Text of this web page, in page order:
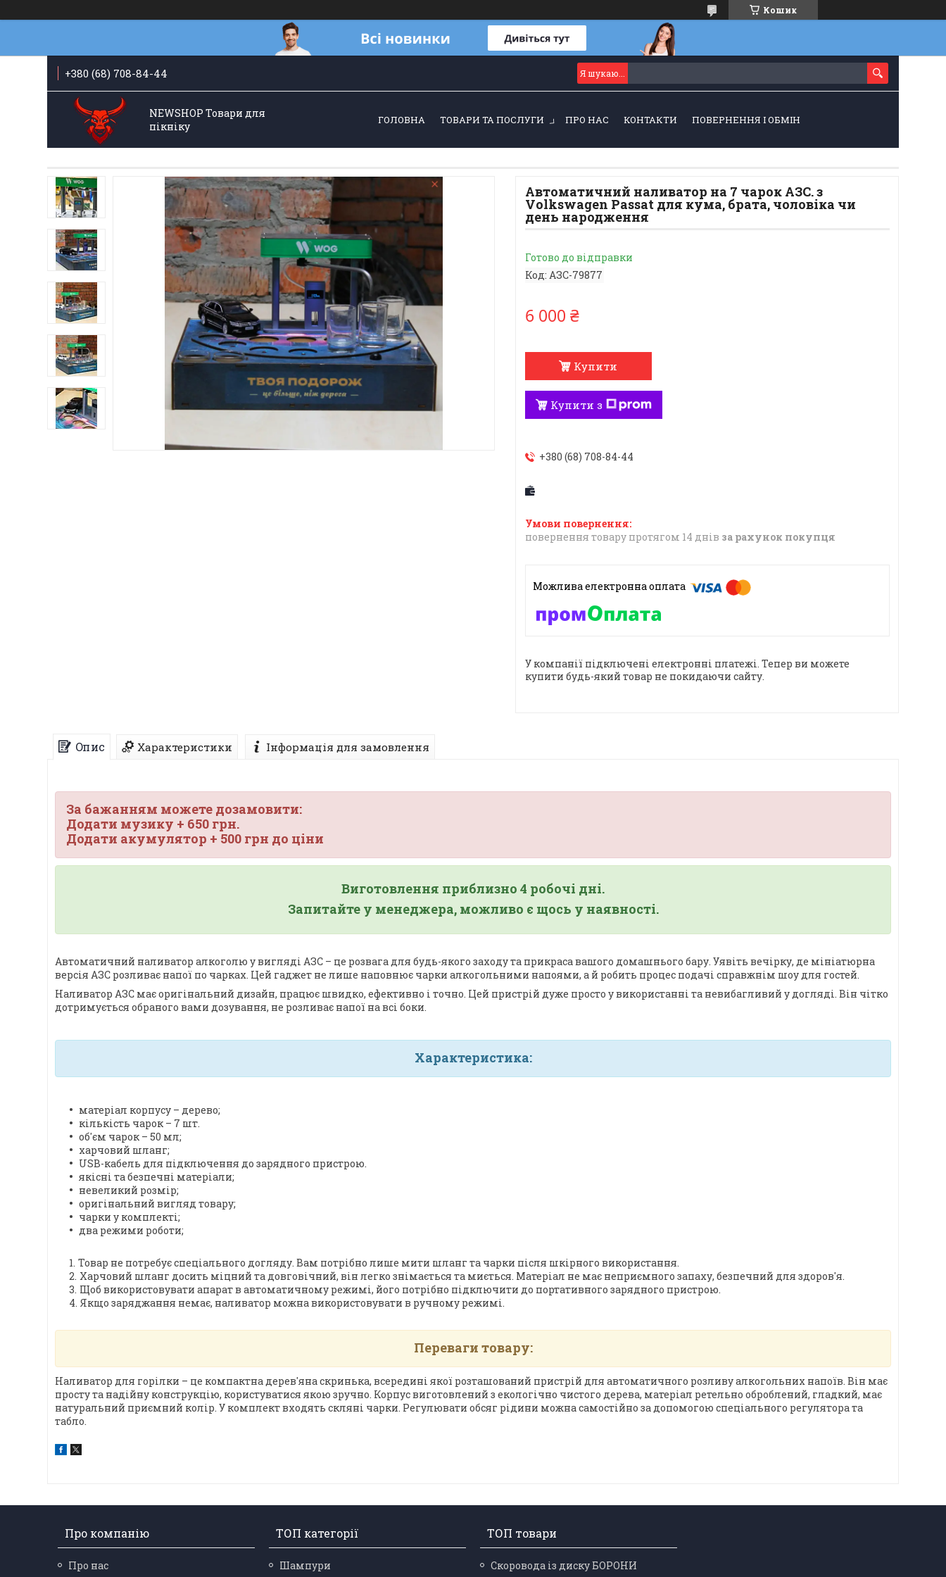
Кошик
+380 (68) 708-84-44
NEWSHOP Товари для
пікніку
ГОЛОВНА ТОВАРИ ТА ПОСЛУГИ ПРО НАС КОНТАКТИ ПОВЕРНЕННЯ І ОБМІН
Автоматичний наливатор на 7 чарок АЗС. з
Volkswagen Passat для кума, брата, чоловіка чи
день народження
Готово до відправки
Код: АЗС-79877
6 000 ₴
Купити
Купити з
+380 (68) 708-84-44
повернення товару протягом 14 днів за рахунок покупця
У компанії підключені електронні платежі. Тепер ви можете
купити будь-який товар не покидаючи сайту.
Опис Характеристики Інформація для замовлення
За бажанням можете дозамовити:
Додати музику + 650 грн.
Додати акумулятор + 500 грн до ціни
Виготовлення приблизно 4 робочі дні.
Запитайте у менеджера, можливо є щось у наявності.
Автоматичний наливатор алкоголю у вигляді АЗС – це розвага для будь-якого заходу та прикраса вашого домашнього бару. Уявіть вечірку, де мініатюрна
версія АЗС розливає напої по чарках. Цей гаджет не лише наповнює чарки алкогольними напоями, а й робить процес подачі справжнім шоу для гостей.
Наливатор АЗС має оригінальний дизайн, працює швидко, ефективно і точно. Цей пристрій дуже просто у використанні та невибагливий у догляді. Він чітко
дотримується обраного вами дозування, не розливає напої на всі боки.
Характеристика:
матеріал корпусу – дерево;
кількість чарок – 7 шт.
об'єм чарок – 50 мл;
харчовий шланг;
USB-кабель для підключення до зарядного пристрою.
якісні та безпечні матеріали;
невеликий розмір;
оригінальний вигляд товару;
чарки у комплекті;
два режими роботи;
Товар не потребує спеціального догляду. Вам потрібно лише мити шланг та чарки після шкірного використання.
Харчовий шланг досить міцний та довговічний, він легко знімається та миється. Матеріал не має неприємного запаху, безпечний для здоров'я.
Щоб використовувати апарат в автоматичному режимі, його потрібно підключити до портативного зарядного пристрою.
Якщо заряджання немає, наливатор можна використовувати в ручному режимі.
Переваги товару:
Наливатор для горілки – це компактна дерев'яна скринька, всередині якої розташований пристрій для автоматичного розливу алкогольних напоїв. Він має
просту та надійну конструкцію, користуватися якою зручно. Корпус виготовлений з екологічно чистого дерева, матеріал ретельно оброблений, гладкий, має
натуральний приємний колір. У комплект входять скляні чарки. Регулювати обсяг рідини можна самостійно за допомогою спеціального регулятора та
табло.
Про компанію
Про нас
ТОП категорії
Шампури
ТОП товари
Скоровода із диску БОРОНИ